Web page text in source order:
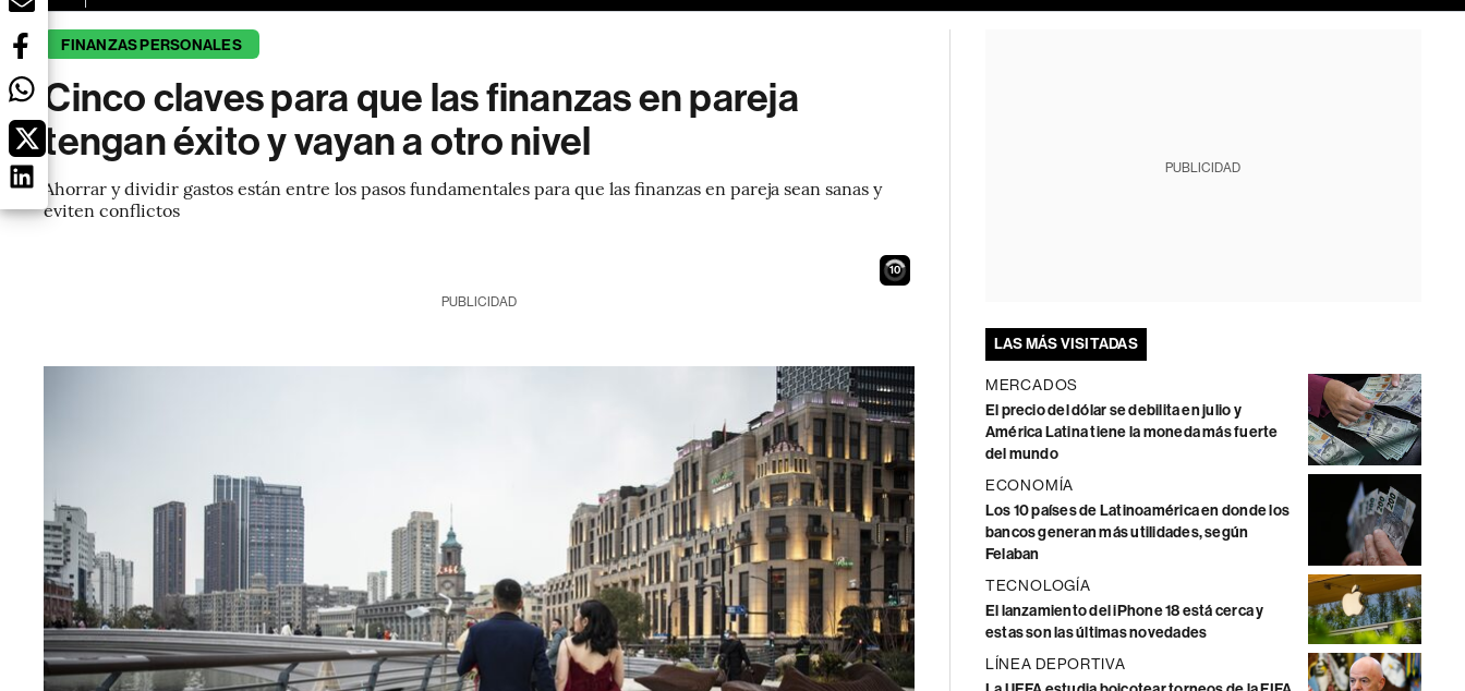
FINANZAS PERSONALES
Cinco claves para que las finanzas en pareja
tengan éxito y vayan a otro nivel
Ahorrar y dividir gastos están entre los pasos fundamentales para que las finanzas en pareja sean sanas y
eviten conflictos
9
PUBLICIDAD
PUBLICIDAD
LAS MÁS VISITADAS
MERCADOS
El precio del dólar se debilita en julio y
América Latina tiene la moneda más fuerte
del mundo
ECONOMÍA
Los 10 países de Latinoamérica en donde los
bancos generan más utilidades, según
Felaban
TECNOLOGÍA
El lanzamiento del iPhone 18 está cerca y
estas son las últimas novedades
LÍNEA DEPORTIVA